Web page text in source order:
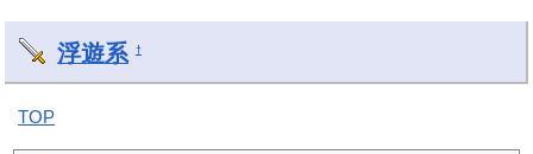
浮遊系 †
TOP